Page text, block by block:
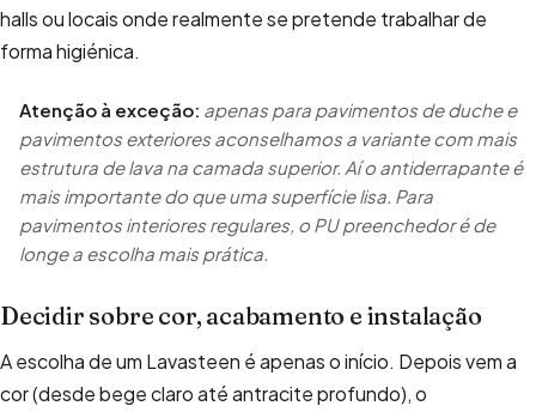
halls ou locais onde realmente se pretende trabalhar de
forma higiénica.
Atenção à exceção: apenas para pavimentos de duche e
pavimentos exteriores aconselhamos a variante com mais
estrutura de lava na camada superior. Aí o antiderrapante é
mais importante do que uma superfície lisa. Para
pavimentos interiores regulares, o PU preenchedor é de
longe a escolha mais prática.
Decidir sobre cor, acabamento e instalação
A escolha de um Lavasteen é apenas o início. Depois vem a
cor (desde bege claro até antracite profundo), o